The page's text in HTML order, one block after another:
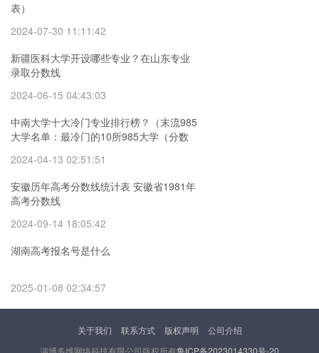
表）
2024-07-30 11:11:42
新疆医科大学开设哪些专业？在山东专业
录取分数线
2024-06-15 04:43:03
中南大学十大冷门专业排行榜？（末流985
大学名单：最冷门的10所985大学（分数
2024-04-13 02:51:51
安徽历年高考分数线统计表 安徽省1981年
高考分数线
2024-09-14 18:05:42
湖南高考报名号是什么
2025-01-08 02:34:57
关于我们 联系方式 版权声明
公司介绍
淄博多维网络科技有限公司版权所有鲁ICP备2023014330号-20